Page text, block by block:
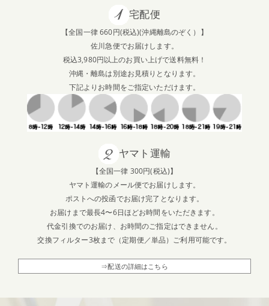
宅配便
【全国一律 660円(税込)(沖縄離島のぞく）】
佐川急便でお届けします。
税込3,980円以上のお買い上げで送料無料！
沖縄・離島は別途お見積りとなります。
下記よりお時間をご指定いただけます。
ヤマト運輸
【全国一律 300円(税込)】
ヤマト運輸のメール便でお届けします。
ポストへの投函でお届け完了となります。
お届けまで最長4〜6日ほどお時間をいただきます。
代金引換でのお届け、お時間のご指定はできません。
交換フィルター3枚まで（定期便／単品）ご利用可能です。
⇒配送の詳細はこちら